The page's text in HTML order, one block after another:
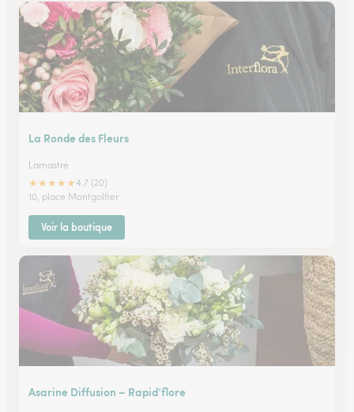
La Ronde des Fleurs
Lamastre
★★★★★4.7 (20)
10, place Montgolfier
Voir la boutique
Asarine Diffusion – Rapid’flore